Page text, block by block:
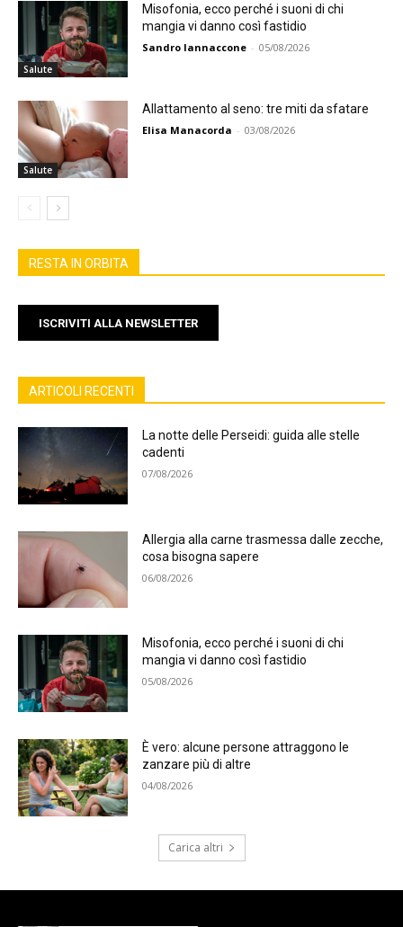
Salute
Misofonia, ecco perché i suoni di chi
mangia vi danno così fastidio
Sandro Iannaccone - 05/08/2026
Salute
Allattamento al seno: tre miti da sfatare
Elisa Manacorda - 03/08/2026
RESTA IN ORBITA
ISCRIVITI ALLA NEWSLETTER
ARTICOLI RECENTI
La notte delle Perseidi: guida alle stelle
cadenti
07/08/2026
Allergia alla carne trasmessa dalle zecche,
cosa bisogna sapere
06/08/2026
Misofonia, ecco perché i suoni di chi
mangia vi danno così fastidio
05/08/2026
È vero: alcune persone attraggono le
zanzare più di altre
04/08/2026
Carica altri